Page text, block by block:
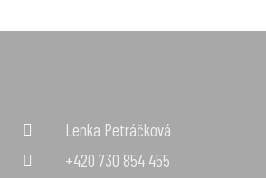
Lenka Petráčková
+420 730 854 455